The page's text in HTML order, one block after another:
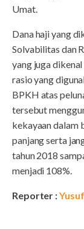
Umat.
Dana haji yang
Solvabilitas dan
yang juga
rasio yang
BPKH atas
tersebut
kekayaan dalam
panjang serta
tahun 2018
menjadi 108%.
Reporter :Yusuf